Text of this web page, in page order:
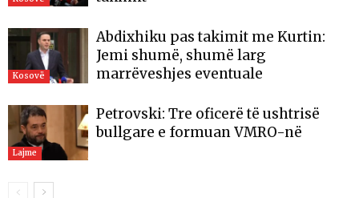
Kosovë
Abdixhiku pas takimit me Kurtin:
Jemi shumë, shumë larg
marrëveshjes eventuale
Lajme
Petrovski: Tre oficerë të ushtrisë
bullgare e formuan VMRO-në